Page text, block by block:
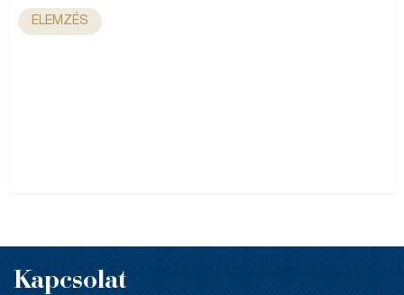
ELEMZÉS
Kapcsolat